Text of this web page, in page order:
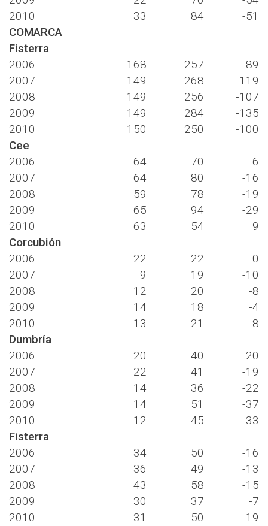
2010
33 84
-51
COMARCA
Fisterra
2006
168 257
-89
2007
149 268
-119
2008
149 256
-107
2009
149 284
-135
2010
150 250
-100
Cee
2006
64 70
-6
2007
64 80
-16
2008
59 78
-19
2009
65 94
-29
2010
63 54
9
Corcubión
2006
22 22
0
2007
9 19
-10
2008
12 20
-8
2009
14 18
-4
2010
13 21
-8
Dumbría
2006
20 40
-20
2007
22 41
-19
2008
14 36
-22
2009
14 51
-37
2010
12 45
-33
Fisterra
2006
34 50
-16
2007
36 49
-13
2008
43 58
-15
2009
30 37
-7
2010
31 50
-19